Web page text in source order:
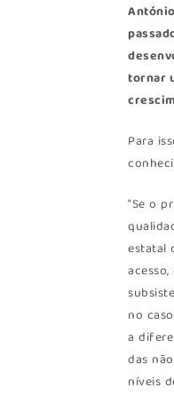
tornar
Para
“Se o
estatal
no
a
das
níveis